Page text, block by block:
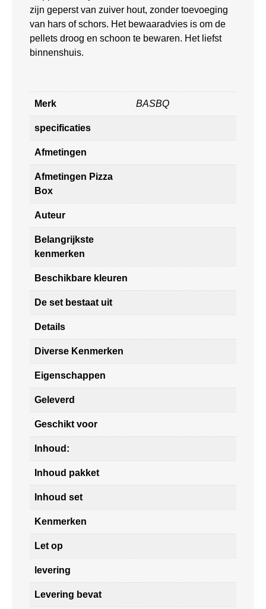
zijn geperst van zuiver hout, zonder toevoeging
van hars of schors. Het bewaaradvies is om de
pellets droog en schoon te bewaren. Het liefst
binnenshuis.
Merk BASBQ
specificaties
Afmetingen
Afmetingen Pizza
Box
Auteur
Belangrijkste
kenmerken
Beschikbare kleuren
De set bestaat uit
Details
Diverse Kenmerken
Eigenschappen
Geleverd
Geschikt voor
Inhoud:
Inhoud pakket
Inhoud set
Kenmerken
Let op
levering
Levering bevat